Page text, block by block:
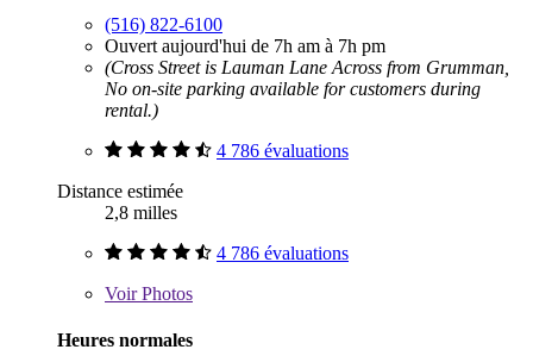
(516) 822-6100
Ouvert aujourd'hui de 7h am à 7h pm
(Cross Street is Lauman Lane Across from Grumman,
No on-site parking available for customers during
rental.)
4 786 évaluations
Distance estimée
2,8 milles
4 786 évaluations
VoirPhotos
Heures normales